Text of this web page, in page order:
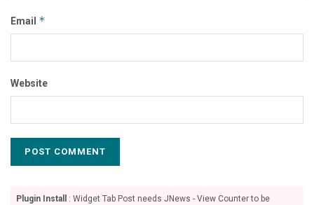
Email *
Website
Plugin Install
: Widget Tab Post needs JNews - View Counter to be